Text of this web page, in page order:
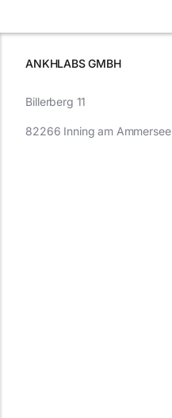
müssen
ANKHLABS GMBH
Billerberg 11
82266 Inning am Ammersee